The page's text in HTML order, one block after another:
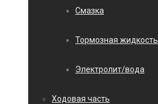
Смазка
Тормозная жидкость
Электролит/вода
Ходовая часть